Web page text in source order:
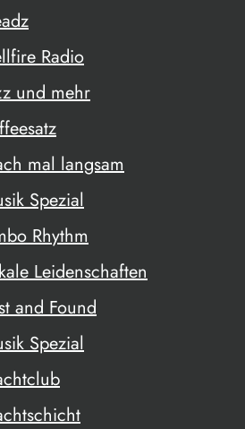
Radio
und mehr
mal langsam
Spezial
Rhythm
Leidenschaften
and Found
Spezial